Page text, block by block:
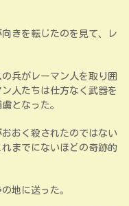
きを転じたのを見て、レ
兵がレーマン人を取り囲
人たちは仕方なく武器を
となった。
おおく殺されたのではない
までにないほどの奇跡的
地に送った。